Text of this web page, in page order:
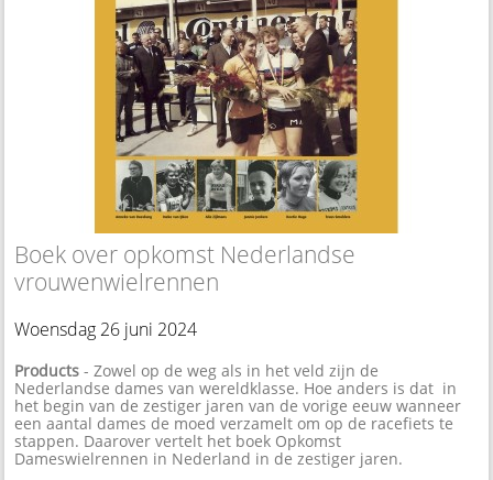
Boek over opkomst Nederlandse
vrouwenwielrennen
Woensdag 26 juni 2024
Products - Zowel op de weg als in het veld zijn de
Nederlandse dames van wereldklasse. Hoe anders is dat in
het begin van de zestiger jaren van de vorige eeuw wanneer
een aantal dames de moed verzamelt om op de racefiets te
stappen. Daarover vertelt het boek Opkomst
Dameswielrennen in Nederland in de zestiger jaren.